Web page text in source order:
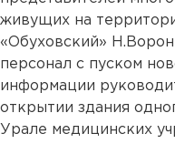
живущих на
«Обуховский»
персонал с пуском
информации
открытии здания
Урале медицинских